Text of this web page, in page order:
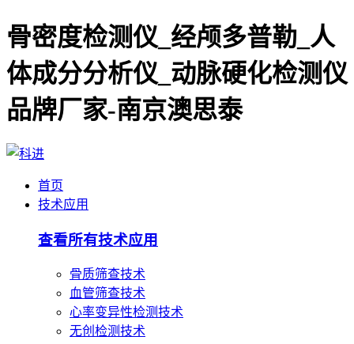
骨密度检测仪_经颅多普勒_人
体成分分析仪_动脉硬化检测仪
品牌厂家-南京澳思泰
首页
技术应用
查看所有技术应用
骨质筛查技术
血管筛查技术
心率变异性检测技术
无创检测技术